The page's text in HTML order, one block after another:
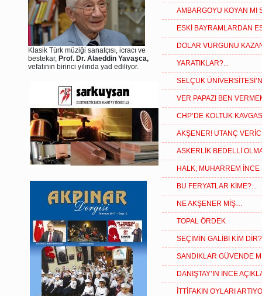
Klasik Türk müziği sanatçısı, icracı ve
bestekar, Prof. Dr. Alaeddin Yavaşca,
vefatının birinci yılında yad ediliyor.
AMBARGOYU KOYAN MI
ESKİ BAYRAMLARDAN
DOLAR VURGUNU
YARATIKLAR?...
SELÇUK
VER PAPAZI BEN
CHP’DE KOLTUK
AKŞENER! UTANÇ
ASKERLİK BEDELLİ
HALK; MUHARREM
BU FERYATLAR KİME?...
NE AKŞENER MİŞ…
TOPAL ÖRDEK
SEÇİMİN GALİBİ KİM
SANDIKLAR GÜVENDE
DANIŞTAY’IN İNCE
İTTİFAKIN OYLARI